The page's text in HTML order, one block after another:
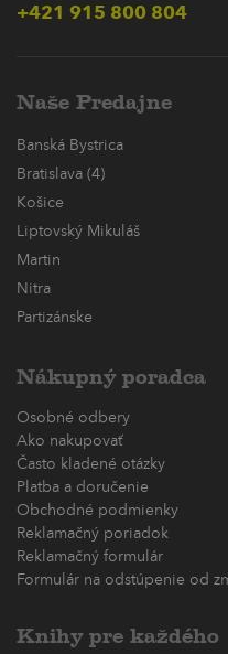
+421 915 800 804
Naše Predajne
Banská Bystrica
Bratislava (4)
Košice
Liptovský Mikuláš
Martin
Nitra
Partizánske
Nákupný poradca
Osobné odbery
Ako nakupovať
Často kladené otázky
Platba a doručenie
Obchodné podmienky
Reklamačný poriadok
Reklamačný formulár
Formulár na odstúpenie od
Knihy pre každého